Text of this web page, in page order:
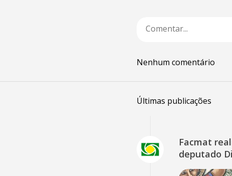
Nenhum comentário
Últimas publicações
Facmat
deputado